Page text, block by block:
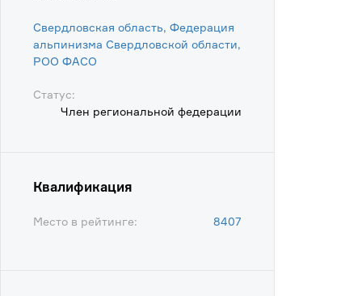
Свердловская область, Федерация
альпинизма Свердловской области,
POO ФАСО
Статус:
Член региональной федерации
Квалификация
Место в рейтинге: 8407